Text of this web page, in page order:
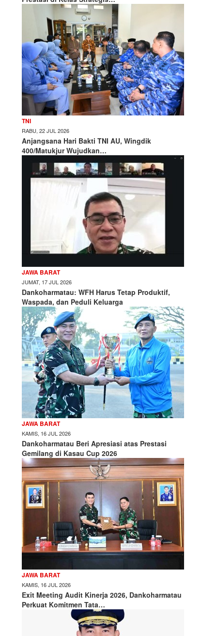
TNI
RABU, 22 JUL 2026
Anjangsana Hari Bakti TNI AU, Wingdik
400/Matukjur Wujudkan…
JAWA BARAT
JUMAT, 17 JUL 2026
Dankoharmatau: WFH Harus Tetap Produktif,
Waspada, dan Peduli Keluarga
JAWA BARAT
KAMIS, 16 JUL 2026
Dankoharmatau Beri Apresiasi atas Prestasi
Gemilang di Kasau Cup 2026
JAWA BARAT
KAMIS, 16 JUL 2026
Exit Meeting Audit Kinerja 2026, Dankoharmatau
Perkuat Komitmen Tata…